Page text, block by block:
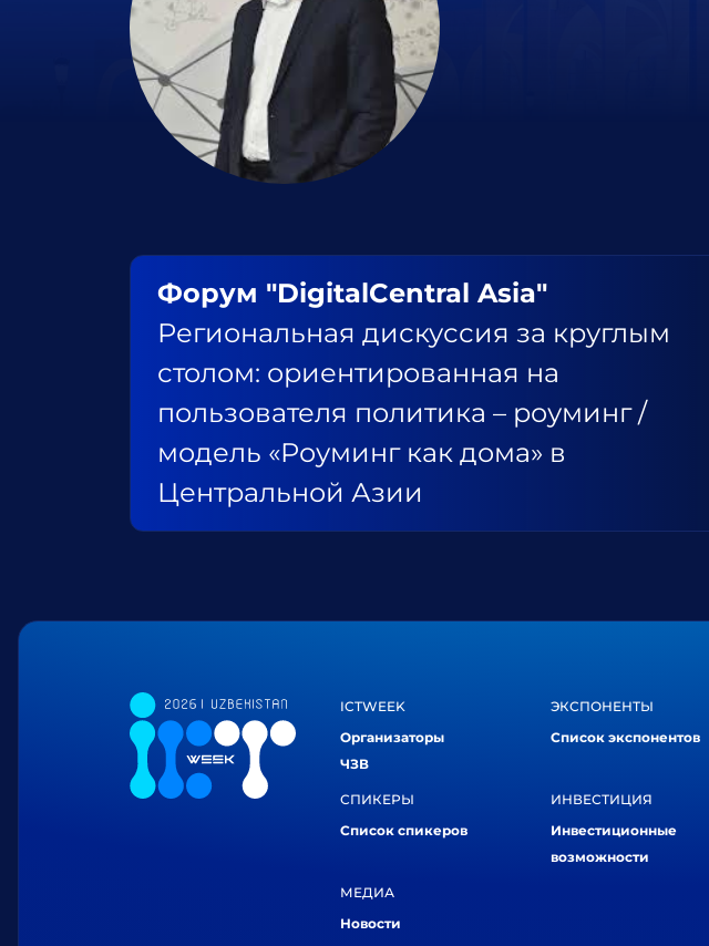
Форум "DigitalCentral Asia"
Региональная дискуссия за круглым
столом: ориентированная на
пользователя политика – роуминг /
модель «Роуминг как дома» в
Центральной Азии
ICTWEEK
Организаторы
ЧЗВ
ЭКСПОНЕНТЫ
Список экспонентов
СПИКЕРЫ
Список спикеров
ИНВЕСТИЦИЯ
Инвестиционные
возможности
МЕДИА
Новости